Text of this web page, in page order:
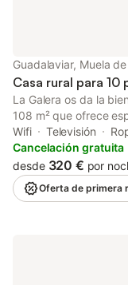
Guadalaviar, Muela
Casa rural para 10
La Galera os da la
108 m² que ofrece
Dispone de 4
grandes.
lavadora, Wi-Fi apto
con niños pequeños,
por un suplemento.
Wifi Televisión
Cancelación gratuita
desde 320 € por
Oferta de primera